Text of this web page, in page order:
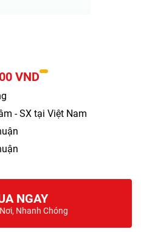
VND
- SX tại Việt Nam
NGAY
Nhanh Chóng